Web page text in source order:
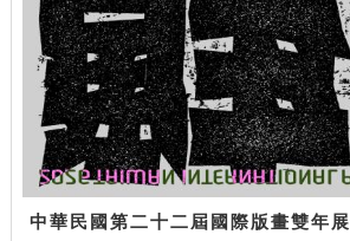
中華民國第二十二屆國際版畫雙年展